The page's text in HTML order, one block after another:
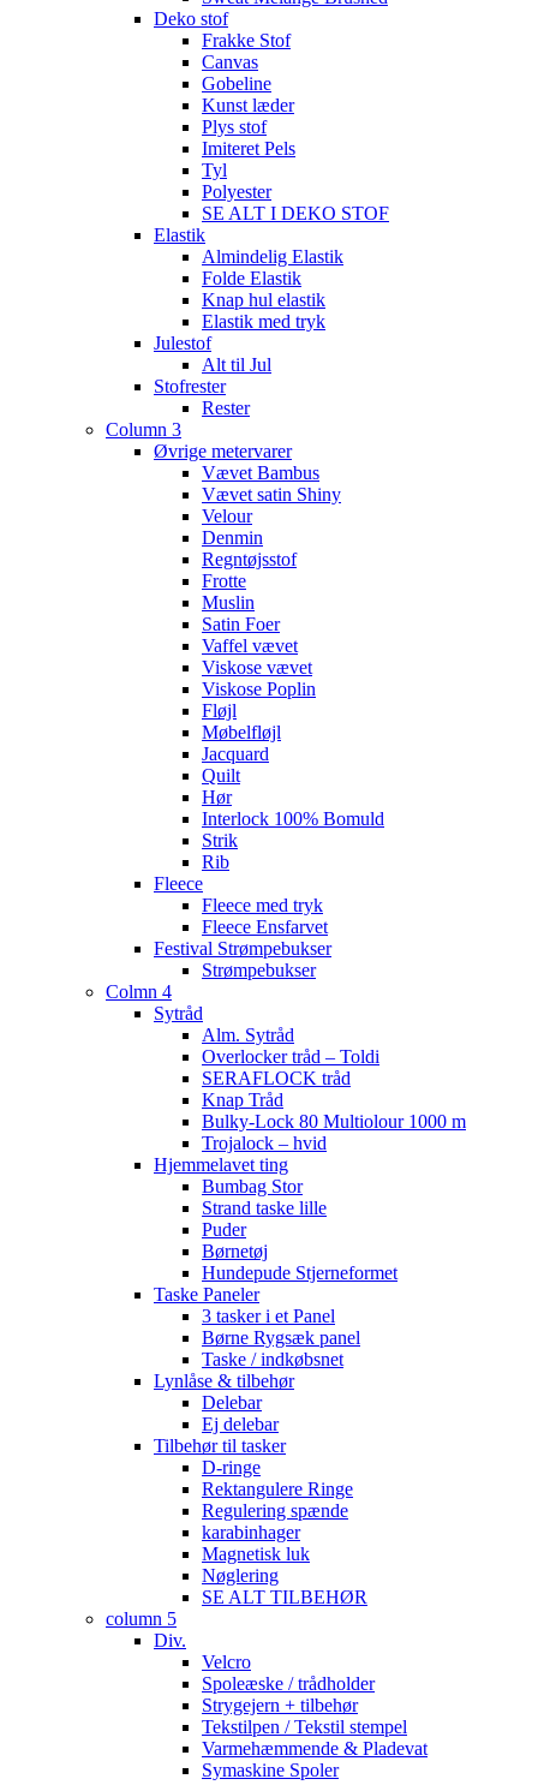
Deko stof
Frakke Stof
Canvas
Gobeline
Kunst læder
Plys stof
Imiteret Pels
Tyl
Polyester
SE ALT I DEKO STOF
Elastik
Almindelig Elastik
Folde Elastik
Knap hul elastik
Elastik med tryk
Julestof
Alt til Jul
Stofrester
Rester
Column 3
Øvrige metervarer
Vævet Bambus
Vævet satin Shiny
Velour
Denmin
Regntøjsstof
Frotte
Muslin
Satin Foer
Vaffel vævet
Viskose vævet
Viskose Poplin
Fløjl
Møbelfløjl
Jacquard
Quilt
Hør
Interlock 100% Bomuld
Strik
Rib
Fleece
Fleece med tryk
Fleece Ensfarvet
Festival Strømpebukser
Strømpebukser
Colmn 4
Sytråd
Alm. Sytråd
Overlocker tråd – Toldi
SERAFLOCK tråd
Knap Tråd
Bulky-Lock 80 Multiolour 1000 m
Trojalock – hvid
Hjemmelavet ting
Bumbag Stor
Strand taske lille
Puder
Børnetøj
Hundepude Stjerneformet
Taske Paneler
3 tasker i et Panel
Børne Rygsæk panel
Taske / indkøbsnet
Lynlåse & tilbehør
Delebar
Ej delebar
Tilbehør til tasker
D-ringe
Rektangulere Ringe
Regulering spænde
karabinhager
Magnetisk luk
Nøglering
SE ALT TILBEHØR
column 5
Div.
Velcro
Spoleæske / trådholder
Strygejern + tilbehør
Tekstilpen / Tekstil stempel
Varmehæmmende & Pladevat
Symaskine Spoler